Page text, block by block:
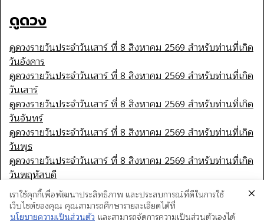
ดูดวง
ดูดวงรายวันประจำวันเสาร์ ที่ 8 สิงหาคม 2569 สำหรับท่านที่เกิด
วันอังคาร
ดูดวงรายวันประจำวันเสาร์ ที่ 8 สิงหาคม 2569 สำหรับท่านที่เกิด
วันเสาร์
ดูดวงรายวันประจำวันเสาร์ ที่ 8 สิงหาคม 2569 สำหรับท่านที่เกิด
วันจันทร์
ดูดวงรายวันประจำวันเสาร์ ที่ 8 สิงหาคม 2569 สำหรับท่านที่เกิด
วันพุธ
ดูดวงรายวันประจำวันเสาร์ ที่ 8 สิงหาคม 2569 สำหรับท่านที่เกิด
วันพฤหัสบดี
เราใช้คุกกี้เพื่อพัฒนาประสิทธิภาพ และประสบการณ์ที่ดีในการใช้
เว็บไซต์ของคุณ คุณสามารถศึกษารายละเอียดได้ที่
นโยบายความเป็นส่วนตัว และสามารถจัดการความเป็นส่วนตัวเองได้